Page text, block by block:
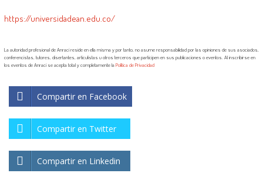
https://universidadean.edu.co/
La autoridad profesional de Anraci reside en ella misma y por tanto, no asume responsabilidad por las opiniones de sus asociados,
conferencistas, tutores, disertantes, articulistas u otros terceros que participen en sus publicaciones o eventos. Al inscribirse en
los eventos de Anraci se acepta total y completamente laPolítica de Privacidad
Compartir en Facebook
Compartir en Twitter
Compartir en Linkedin